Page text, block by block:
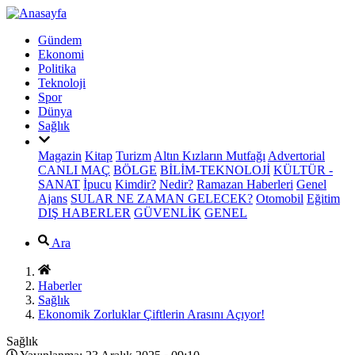
Gündem
Ekonomi
Politika
Teknoloji
Spor
Dünya
Sağlık
Magazin Kitap Turizm Altın Kızların Mutfağı Advertorial
CANLI MAÇ BÖLGE BİLİM-TEKNOLOJİ KÜLTÜR -
SANAT İpucu Kimdir? Nedir? Ramazan Haberleri Genel
Ajans SULAR NE ZAMAN GELECEK? Otomobil Eğitim
DIŞ HABERLER GÜVENLİK GENEL
Ara
Haberler
Sağlık
Ekonomik Zorluklar Çiftlerin Arasını Açıyor!
Sağlık